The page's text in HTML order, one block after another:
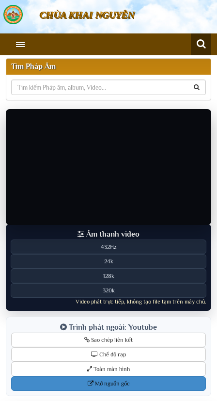
CHÙA KHAI NGUYÊN
Tìm Pháp Âm
Âm thanh video
432Hz
24k
128k
320k
Video phát trực tiếp, không tạo file tạm trên máy chủ.
Trình phát ngoài: Youtube
Sao chép liên kết
Chế độ rạp
Toàn màn hình
Mở nguồn gốc